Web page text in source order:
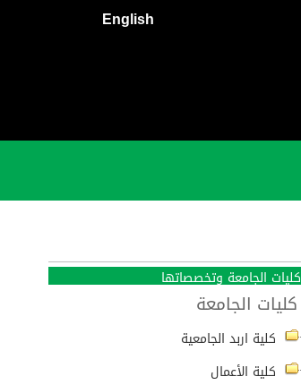
English
كليات الجامعة وتخصصاتها
كليات الجامعة
كلية اربد الجامعية
كلية الأعمال